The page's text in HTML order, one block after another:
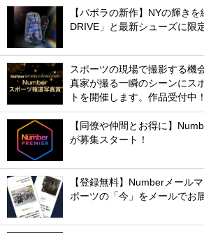
【バボラの新作】NYの輝き
DRIVE」と最新シューズに限
スポーツの現場で撮影する機
真家が撮る一瞬のシーンにス
トを開催します。作品受付中！
【同僚や仲間とお得に】
が募集スタート！
【登録無料】Numberメール
ポーツの「今」をメールでお